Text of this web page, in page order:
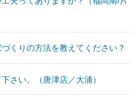
くりの方法を教えてください？
さい。（唐津店／大浦）